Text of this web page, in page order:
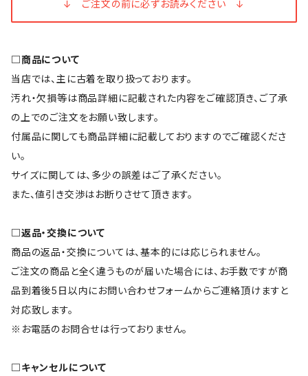
↓ ご注文の前に必ずお読みください ↓
□商品について
当店では、主に古着を取り扱っております。
汚れ・欠損等は商品詳細に記載された内容をご確認頂き、ご了承
の上でのご注文をお願い致します。
付属品に関しても商品詳細に記載しておりますのでご確認くださ
い。
サイズに関しては、多少の誤差はご了承ください。
また、値引き交渉はお断りさせて頂きます。
□返品・交換について
商品の返品・交換については、基本的には応じられません。
ご注文の商品と全く違うものが届いた場合には、お手数ですが商
品到着後5日以内にお問い合わせフォームからご連絡頂けますと
対応致します。
※お電話のお問合せは行っておりません。
□キャンセルについて